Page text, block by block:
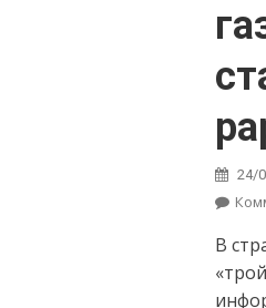
24/
В